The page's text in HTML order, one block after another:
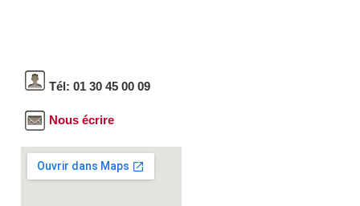
Tél: 01 30 45 00 09
Nous écrire